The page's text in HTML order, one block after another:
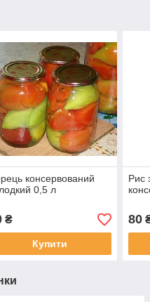
консервований
0,5 л
₴
Купити
Рис
80